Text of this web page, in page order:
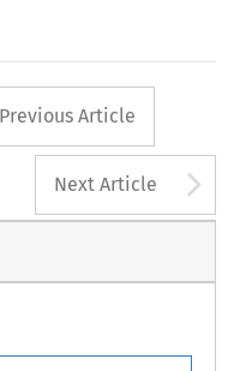
button
Previous Article
Next Article